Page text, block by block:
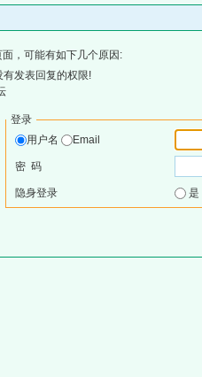
，可能有如下几个原因:
发表回复的权限!
登录
用户名
Email
密 码
隐身登录